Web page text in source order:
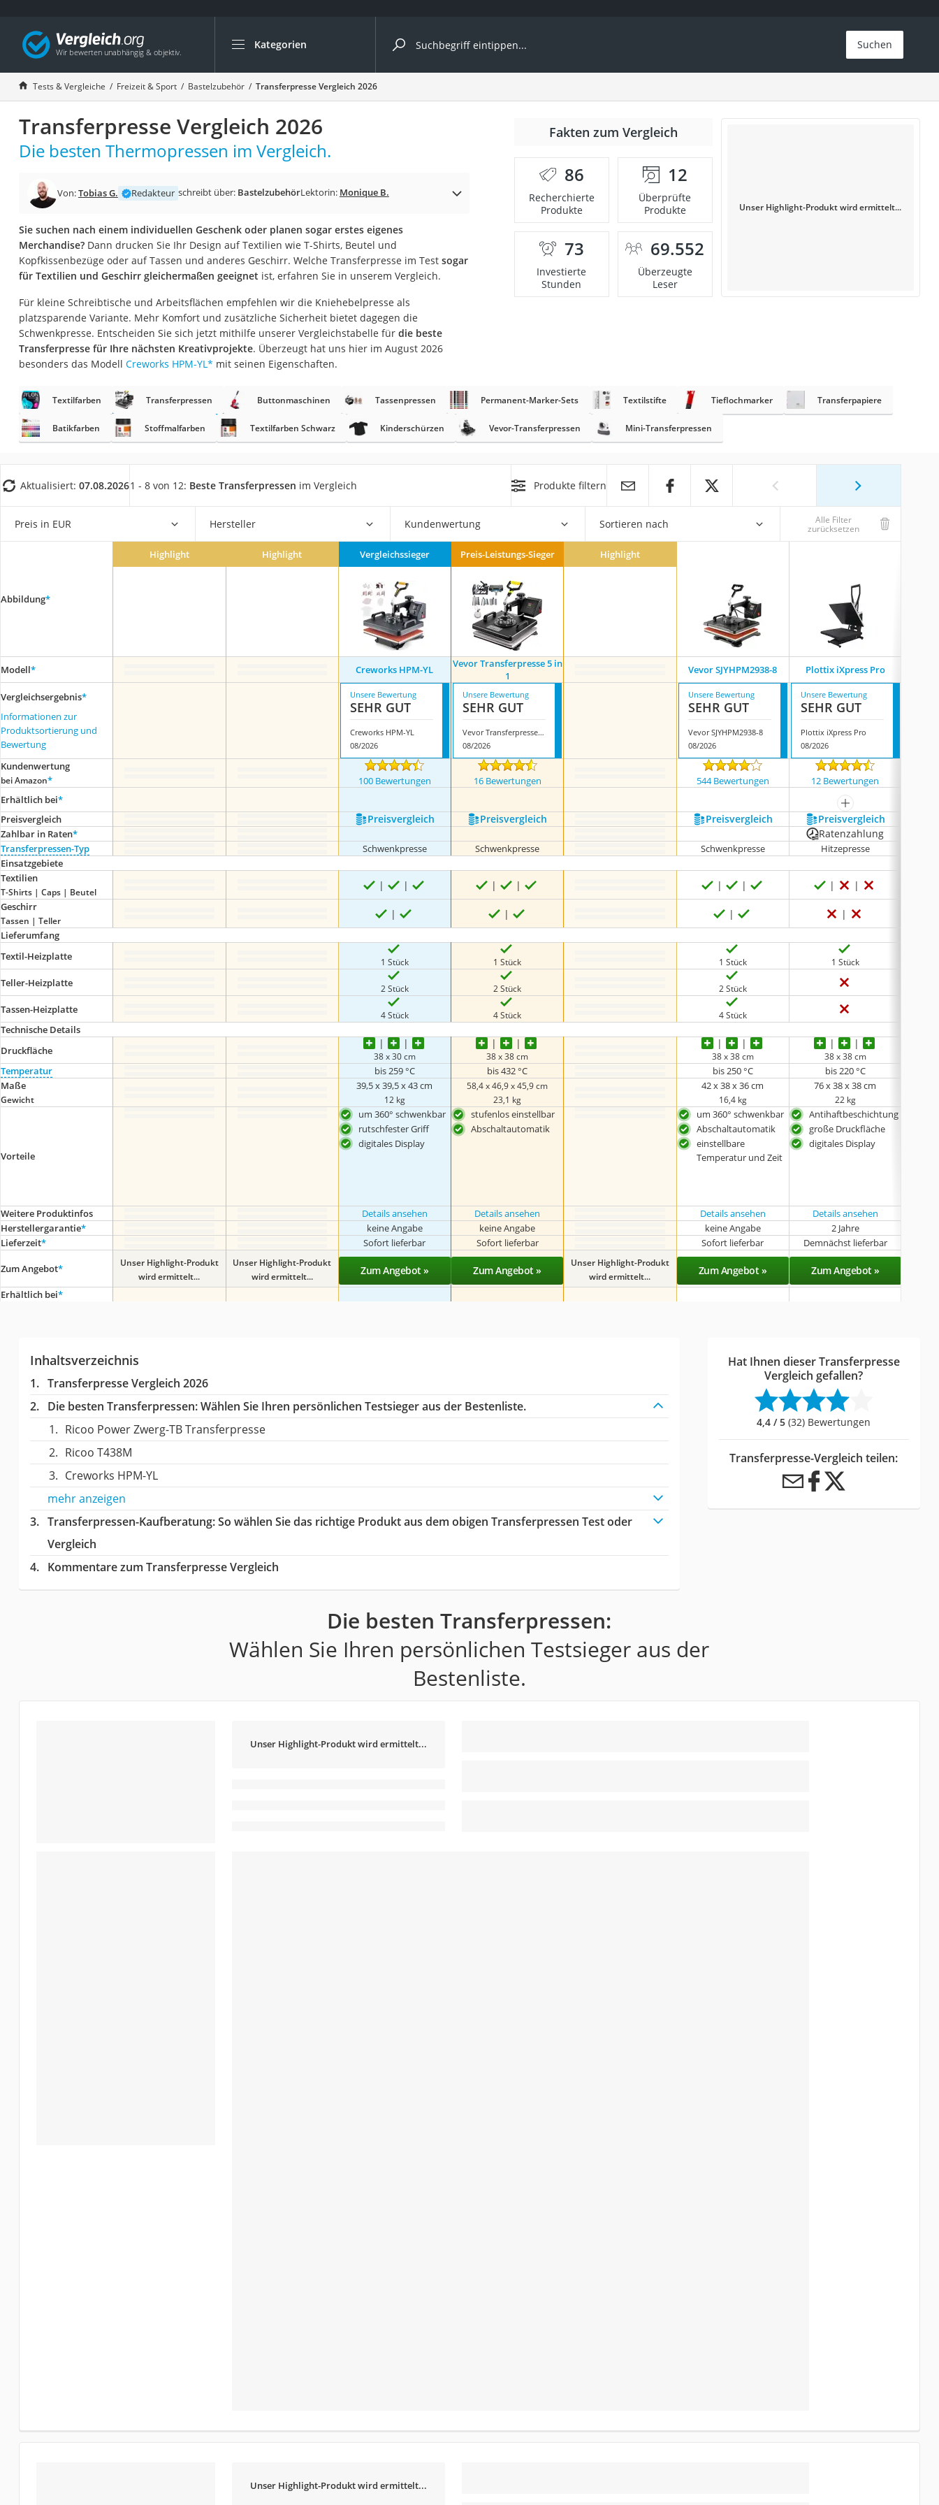
Kategorien
Die beliebtesten Vergleiche nach Kategorie
Freizeit & Sport
Gartentrampolin
Trampolin
Metalldetektor
Eufab-Fahrradträger
Trampolin 366 cm
Aluminium-Koffer
Futterboot
Air Bike
E-Bike-Dreirad
Trekkingschuhe Herren
Reisetasche mit Rollen
Klimmzugstation
Koffer
Nachtsichtgerät
Faltschloss
Vibrationsplatte
Sicherheitsweste Reiten
Service
Suchen
Tests & Vergleiche Freizeit & Sport Bastelzubehör Transferpresse Vergleich 2026
Transferpresse Vergleich 2026
Die besten Thermopressen im Vergleich.
Von:Tobias G. Redakteur schreibt über: BastelzubehörLektorin: Monique B.
Sie suchen nach einem individuellen Geschenk oder planen sogar erstes eigenes
Merchandise?Dann drucken Sie Ihr Design auf Textilien wie T-Shirts, Beutel und
Kopfkissenbezüge oder auf Tassen und anderes Geschirr. Welche Transferpresse im Test sogar
für Textilien und Geschirr gleichermaßen geeignet ist, erfahren Sie in unserem Vergleich.
Für kleine Schreibtische und Arbeitsflächen empfehlen wir die Kniehebelpresse als
platzsparende Variante. Mehr Komfort und zusätzliche Sicherheit bietet dagegen die
Schwenkpresse. Entscheiden Sie sich jetzt mithilfe unserer Vergleichstabelle für die beste
Transferpresse für Ihre nächsten Kreativprojekte. Überzeugt hat uns hier im August 2026
besonders das Modell Creworks HPM-YL* mit seinen Eigenschaften.
Fakten zum Vergleich
86
Recherchierte
Produkte
12
Überprüfte
Produkte
73
Investierte
Stunden
69.552
Überzeugte
Leser
Unser Highlight-Produkt wird ermittelt...
Textilfarben Transferpressen Buttonmaschinen Tassenpressen Permanent-Marker-Sets Textilstifte Tieflochmarker Transferpapiere
Batikfarben Stoffmalfarben Textilfarben Schwarz Kinderschürzen Vevor-Transferpressen Mini-Transferpressen
Aktualisiert: 07.08.20261 - 8 von 12: Beste Transferpressen im Vergleich Produkte filtern
Preis in EUR Hersteller Kundenwertung Sortieren nach Alle Filter
zurücksetzen
Abbildung*
Highlight Highlight Vergleichssieger Preis-Leistungs-Sieger Highlight
Modell* Creworks HPM-YL
Vevor Transferpresse 5 in
1
Vevor SJYHPM2938-8 Plottix iXpress Pro
Vergleichsergebnis*
Informationen zur
Produktsortierung und
Bewertung
Unsere Bewertung
SEHR GUT
Creworks HPM-YL
08/2026
Unsere Bewertung
SEHR GUT
Vevor Transferpresse 5 in 1
08/2026
Unsere Bewertung
SEHR GUT
Vevor SJYHPM2938-8
08/2026
Unsere Bewertung
SEHR GUT
Plottix iXpress Pro
08/2026
Kundenwertung
bei Amazon* 100 Bewertungen 16 Bewertungen 544 Bewertungen 12 Bewertungen
Erhältlich bei*
mehr anzeigen
Preis­vergleich
Preis­vergleich Preis­vergleich Preis­vergleich Preis­vergleich
Zahlbar in Raten* Ratenzahlung
Transferpressen-Typ Schwenkpresse Schwenkpresse Schwenkpresse Hitzepresse
Einsatzgebiete
Textilien
T-Shirts | Caps | Beutel
Geschirr
Tassen | Teller
Lieferumfang
Textil-Heizplatte
1 Stück 1 Stück 1 Stück 1 Stück
Teller-Heizplatte 2 Stück 2 Stück 2 Stück
Tassen-Heizplatte 4 Stück 4 Stück 4 Stück
Technische Details
Druckfläche
38 x 30 cm 38 x 38 cm 38 x 38 cm 38 x 38 cm
Temperatur bis 259 °C bis 432 °C bis 250 °C bis 220 °C
Maße
Gewicht
‎39,5 x 39,5 x 43 cm
12 kg
58,4 x 46,9 x 45,9 cm
23,1 kg
42 x 38 x 36 cm
16,4 kg
‎76 x 38 x 38 cm
22 kg
Vorteile
um 360° schwenkbar
rutschfester Griff
digitales Display
stufenlos einstellbar
Abschaltautomatik
um 360° schwenkbar
Abschaltautomatik
einstellbare
Temperatur und Zeit
Antihaftbeschichtung
große Druckfläche
digitales Display
Weitere Produktinfos
Details ansehen Details ansehen Details ansehen Details ansehen
Herstellergarantie* keine Angabe keine Angabe keine Angabe 2 Jahre
Lieferzeit* Sofort lieferbar Sofort lieferbar Sofort lieferbar Demnächst lieferbar
Zum Angebot*
Unser Highlight-Produkt
wird ermittelt...
Unser Highlight-Produkt
wird ermittelt...
Zum Angebot » Zum Angebot »
Unser Highlight-Produkt
wird ermittelt...
Zum Angebot » Zum Angebot »
Erhältlich bei*
Inhaltsverzeichnis
Transferpresse Vergleich 2026
Die besten Transferpressen:Wählen Sie Ihren persönlichen Testsieger aus der Bestenliste.
Ricoo Power Zwerg-TB Transferpresse
Ricoo T438M
Creworks HPM-YL
mehr anzeigen
Transferpressen-Kaufberatung: So wählen Sie das richtige Produkt aus dem obigen Transferpressen Test oder
Vergleich
Kommentare zum Transferpresse Vergleich
Hat Ihnen dieser Transferpresse
Vergleich gefallen?
4,4 / 5 (32) Bewertungen
Transferpresse-Vergleich teilen:
Die besten Transferpressen:
Wählen Sie Ihren persönlichen Testsieger aus der
Bestenliste.
Unser Highlight-Produkt wird ermittelt...
Unser Highlight-Produkt wird ermittelt...